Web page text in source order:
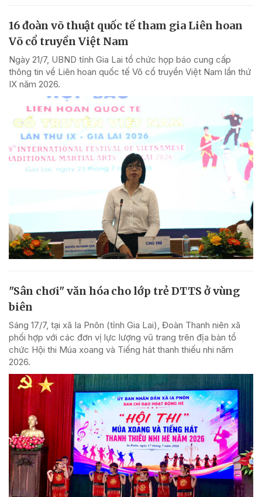
16 đoàn võ thuật quốc tế tham gia Liên hoan
Võ cổ truyền Việt Nam
Ngày 21/7, UBND tỉnh Gia Lai tổ chức họp báo cung cấp
thông tin về Liên hoan quốc tế Võ cổ truyền Việt Nam lần thứ
IX năm 2026.
"Sân chơi" văn hóa cho lớp trẻ DTTS ở vùng
biên
Sáng 17/7, tại xã Ia Pnôn (tỉnh Gia Lai), Đoàn Thanh niên xã
phối hợp với các đơn vị lực lượng vũ trang trên địa bàn tổ
chức Hội thi Múa xoang và Tiếng hát thanh thiếu nhi năm
2026.